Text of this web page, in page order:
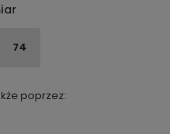
74
poprzez: